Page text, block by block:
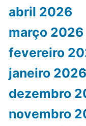
abril 2026
março 2026
fevereiro
janeiro 2026
dezembro
novembro